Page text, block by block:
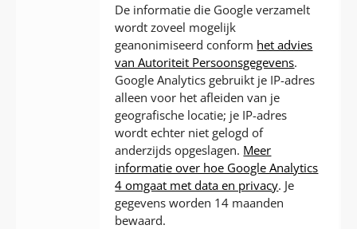
De informatie die Google verzamelt
wordt zoveel mogelijk
geanonimiseerd conform het advies
van Autoriteit Persoonsgegevens.
Google Analytics gebruikt je IP-adres
alleen voor het afleiden van je
geografische locatie; je IP-adres
wordt echter niet gelogd of
anderzijds opgeslagen. Meer
informatie over hoe Google Analytics
4 omgaat met data en privacy. Je
gegevens worden 14 maanden
bewaard.